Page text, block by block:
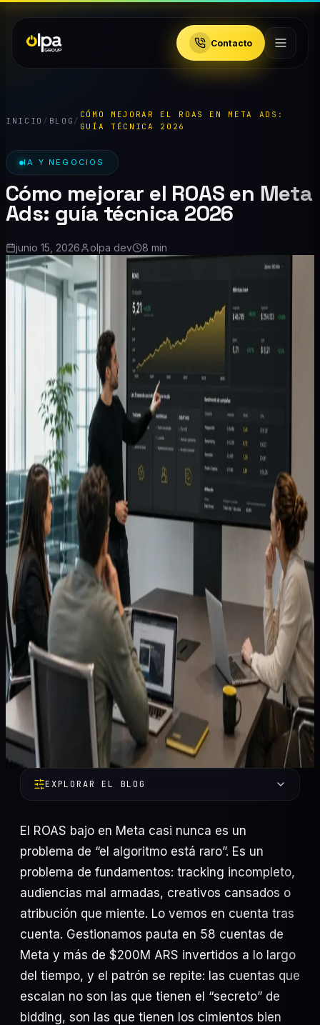
Contacto
INICIO / BLOG /
CÓMO MEJORAR EL ROAS EN META ADS:
GUÍA TÉCNICA 2026
IA Y NEGOCIOS
Cómo mejorar el ROAS en Meta
Ads: guía técnica 2026
junio 15, 2026 olpa dev 8 min
El ROAS bajo en Meta casi nunca es un
problema de “el algoritmo está raro”. Es un
problema de fundamentos: tracking incompleto,
audiencias mal armadas, creativos cansados o
atribución que miente. Lo vemos en cuenta tras
cuenta. Gestionamos pauta en 58 cuentas de
Meta y más de $200M ARS invertidos a lo largo
del tiempo, y el patrón se repite: las cuentas que
escalan no son las que tienen el “secreto” de
bidding, son las que tienen los cimientos bien
EXPLORAR EL BLOG
Automatización
Marketing Digital 47
IA y Negocios 40
Programación 20